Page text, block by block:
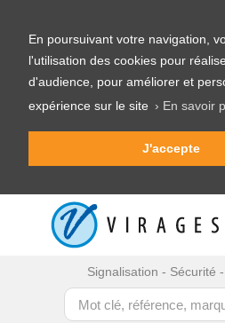
En poursuivant votre navigation,
l'utilisation des cookies pour
d'audience, pour améliorer et
expérience sur le site › En savoir
J'accepte
Signalisation - Sécurité